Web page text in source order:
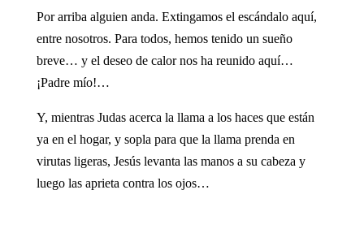
Por arriba alguien anda. Extingamos el escándalo aquí,
entre nosotros. Para todos, hemos tenido un sueño
breve… y el deseo de calor nos ha reunido aquí…
¡Padre mío!…
Y, mientras Judas acerca la llama a los haces que están
ya en el hogar, y sopla para que la llama prenda en
virutas ligeras, Jesús levanta las manos a su cabeza y
luego las aprieta contra los ojos…